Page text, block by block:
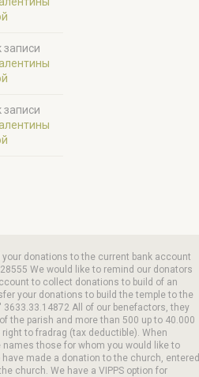
записи
записи
donations to the current bank account
We would like to remind our donators
to collect donations to build of an
your donations to build the temple to the
All of our benefactors, they
the parish and more than 500 up to 40.000
to fradrag (tax deductible). When
those for whom you would like to
made a donation to the church, entered
church. We have a VIPPS option for